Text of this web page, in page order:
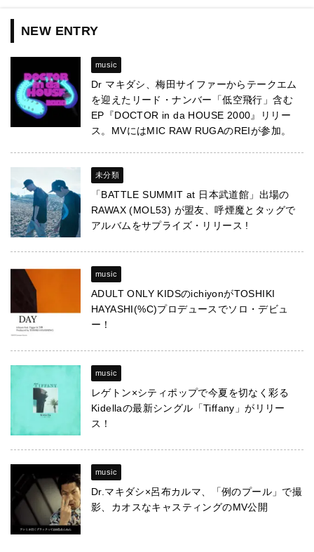
NEW ENTRY
music
Dr マキダシ、梅田サイファーからテークエム
を迎えたリード・ナンバー「低空飛行」含む
EP『DOCTOR in da HOUSE 2000』リリー
ス。MVにはMIC RAW RUGAのREIが参加。
未分類
「BATTLE SUMMIT at 日本武道館」出場の
RAWAX (MOL53) が盟友、呼煙魔とタッグで
アルバムをサプライズ・リリース !
music
ADULT ONLY KIDSのichiyonがTOSHIKI
HAYASHI(%C)プロデュースでソロ・デビュ
ー！
music
レゲトン×シティポップで今夏を切なく彩る
Kidellaの最新シングル「Tiffany」がリリー
ス！
music
Dr.マキダシ×呂布カルマ、「例のプール」で撮
影、カオスなキャスティングのMV公開